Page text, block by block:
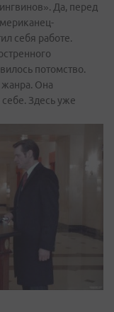
Да, перед
себя работе.
потомство.
жанра. Она
Здесь уже